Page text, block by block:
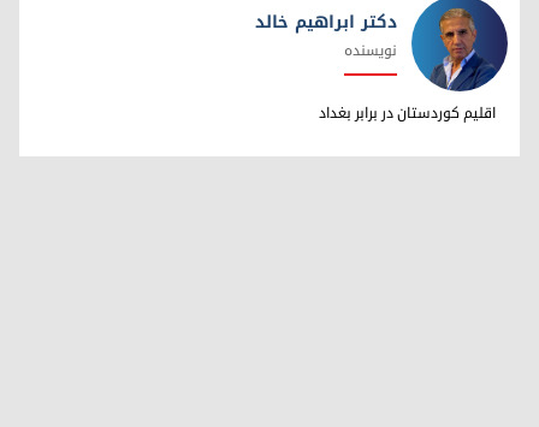
دکتر ابراهیم خالد
دکتر ابراهیم خالد
نویسنده
اقلیم کوردستان در برابر بغداد